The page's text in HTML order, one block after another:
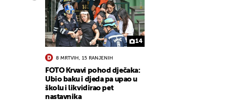
14
8 MRTVIH, 15 RANJENIH
FOTO Krvavi pohod dječaka:
Ubio baku i djeda pa upao u
školu i likvidirao pet
nastavnika